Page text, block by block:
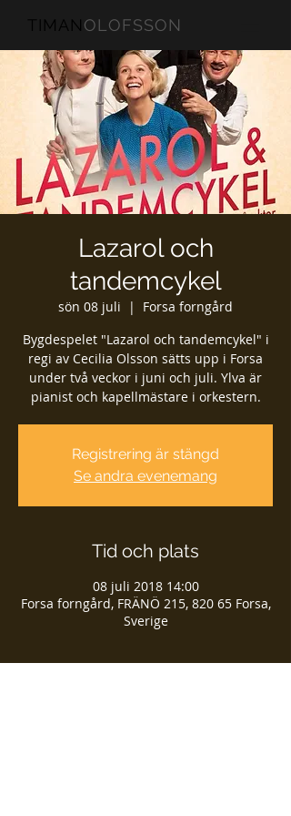
TIMANOLOFSSON
Lazarol och
tandemcykel
sön 08 juli
  |
Forsa forngård
Bygdespelet "Lazarol och tandemcykel" i
regi av Cecilia Olsson sätts upp i Forsa
under två veckor i juni och juli. Ylva är
pianist och kapellmästare i orkestern.
Registrering är stängd
Se andra evenemang
Tid och plats
08 juli 2018 14:00
Forsa forngård, FRÄNÖ 215, 820 65 Forsa,
Sverige